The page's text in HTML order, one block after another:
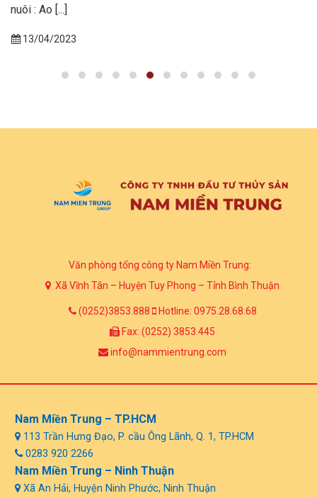
nuôi : Ao [...]
13/04/2023
Văn phòng tổng công ty Nam Miền Trung:
Xã Vĩnh Tân – Huyện Tuy Phong – Tỉnh Bình Thuận
(0252)3853.888 Hotline: 0975.28.68.68
Fax: (0252) 3853.445
info@nammientrung.com
Nam Miền Trung – TP.HCM
113 Trần Hưng Đạo, P. cầu Ông Lãnh, Q. 1, TP.HCM
0283 920 2266
Nam Miền Trung – Ninh Thuận
Xã An Hải, Huyện Ninh Phước, Ninh Thuận